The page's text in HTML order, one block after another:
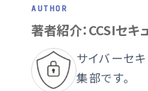
著者紹介：CCSIセキ
サイバーセキ
集部です。